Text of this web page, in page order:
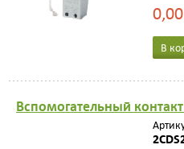
В
Вспомогательный